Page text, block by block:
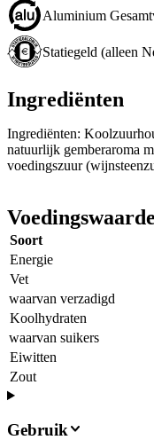
Aluminium
Statiegeld (alleen
Ingrediënten
Ingrediënten:
natuurlijk gemberaroma
voedingszuur
Soort
Energie
Vet
waarvan verzadigd
Koolhydraten
waarvan suikers
Eiwitten
Zout
Gebruik